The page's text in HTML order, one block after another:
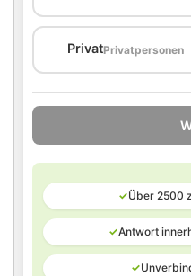
PrivatPrivatpersonen
✓Über 2500
✓Antwort
✓